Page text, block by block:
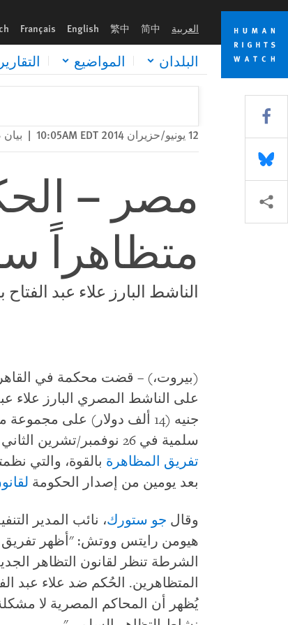
Skip
cookie
privacy
notice
Skip
main
content
العربية 简中
繁中
English
Français
البلدان المواضيع التقارير
12 يونيو/حزيران 2014 10:05AM EDT |
متظاهراً
الناشط البارز علاء عبد
جنيه (14 ألف دولار) على
سلمية في 26 نوفمبر/تشرين الثاني 2013 بالقاهرة. كانت الشرطة قد لجأت إلى
تفريق المظاهرة بالقوة، والتي
بعد يومين من إصدار الحكومة
وقال جو ستورك، نائب المدير
هيومن رايتس ووتش: "أظهر تفريق
الشرطة تنظر لقانون التظاهر
المتظاهرين. الحُكم ضد علاء عبد
يُظهر أن المحاكم المصرية لا
Share this via Facebook
Share this via Bluesky
Share this via مشاركة